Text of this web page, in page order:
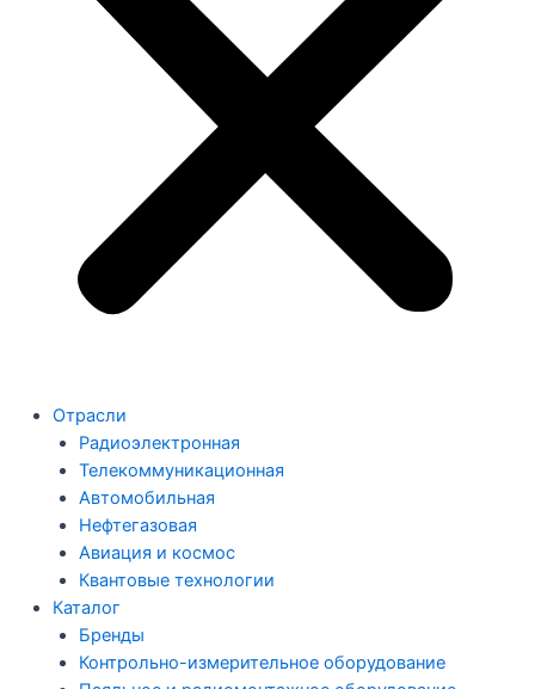
Отрасли
Радиоэлектронная
Телекоммуникационная
Автомобильная
Нефтегазовая
Авиация и космос
Квантовые технологии
Каталог
Бренды
Контрольно-измерительное оборудование